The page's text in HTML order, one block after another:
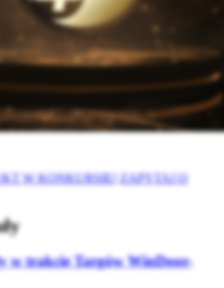
W KONKURSIE! ZAPYTAJ O
w trakcie Targów WinDoor-